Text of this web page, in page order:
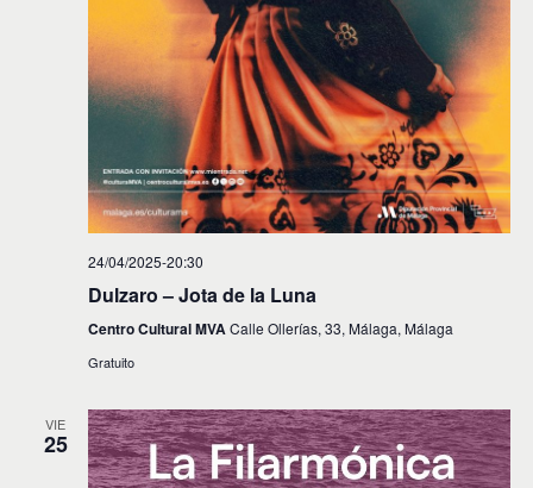
24/04/2025-20:30
Dulzaro – Jota de la Luna
Centro Cultural MVA Calle Ollerías, 33, Málaga, Málaga
Gratuito
VIE
25